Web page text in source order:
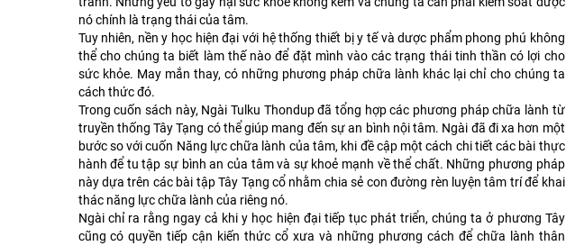
nó chính là trạng thái của tâm.
Tuy nhiên, nền y học hiện đại với hệ thống thiết bị y tế và dược phẩm phong phú không
thể cho chúng ta biết làm thế nào để đặt mình vào các trạng thái tinh thần có lợi cho
sức khỏe. May mắn thay, có những phương pháp chữa lành khác lại chỉ cho chúng ta
cách thức đó.
Trong cuốn sách này, Ngài Tulku Thondup đã tổng hợp các phương pháp chữa lành từ
truyền thống Tây Tạng có thể giúp mang đến sự an bình nội tâm. Ngài đã đi xa hơn một
bước so với cuốn Năng lực chữa lành của tâm, khi đề cập một cách chi tiết các bài thực
hành để tu tập sự bình an của tâm và sự khoẻ mạnh về thể chất. Những phương pháp
này dựa trên các bài tập Tây Tạng cổ nhằm chia sẻ con đường rèn luyện tâm trí để khai
thác năng lực chữa lành của riêng nó.
Ngài chỉ ra rằng ngay cả khi y học hiện đại tiếp tục phát triển, chúng ta ở phương Tây
cũng có quyền tiếp cận kiến thức cổ xưa và những phương cách để chữa lành thân